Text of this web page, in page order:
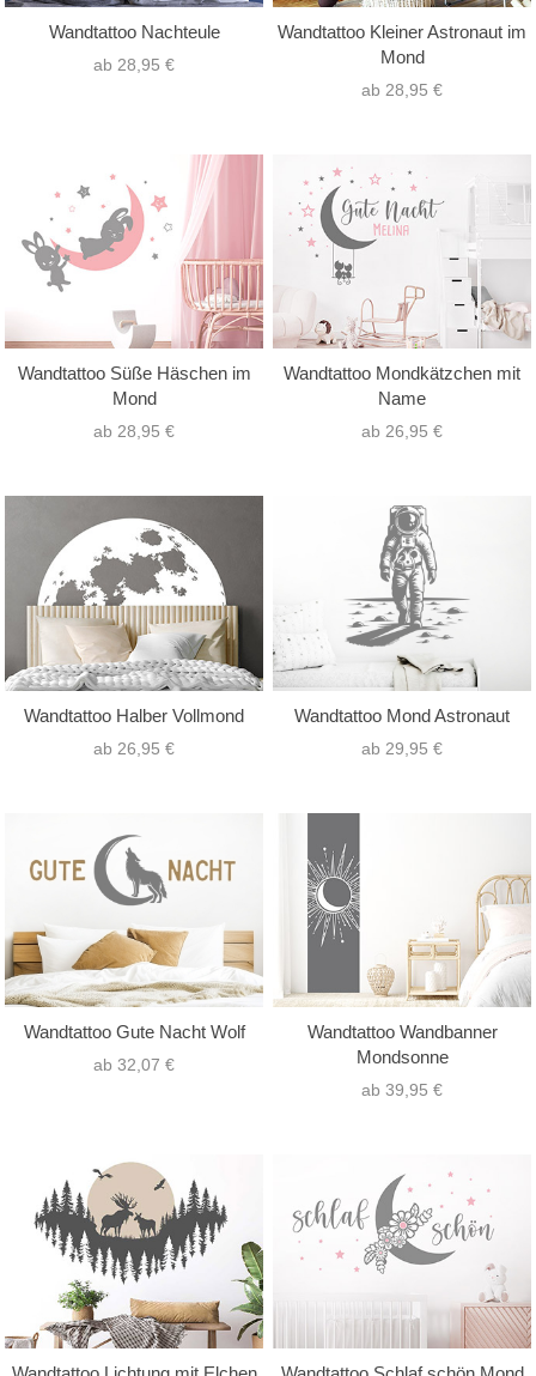
Wandtattoo Nachteule
ab 28,95 €
Wandtattoo Kleiner Astronaut im
Mond
ab 28,95 €
Wandtattoo Süße Häschen im
Mond
ab 28,95 €
Wandtattoo Mondkätzchen mit
Name
ab 26,95 €
Wandtattoo Halber Vollmond
ab 26,95 €
Wandtattoo Mond Astronaut
ab 29,95 €
Wandtattoo Gute Nacht Wolf
ab 32,07 €
Wandtattoo Wandbanner
Mondsonne
ab 39,95 €